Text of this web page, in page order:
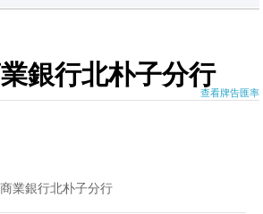
巧
銀行北朴子分行
查看牌告匯率
業銀行北朴子分行